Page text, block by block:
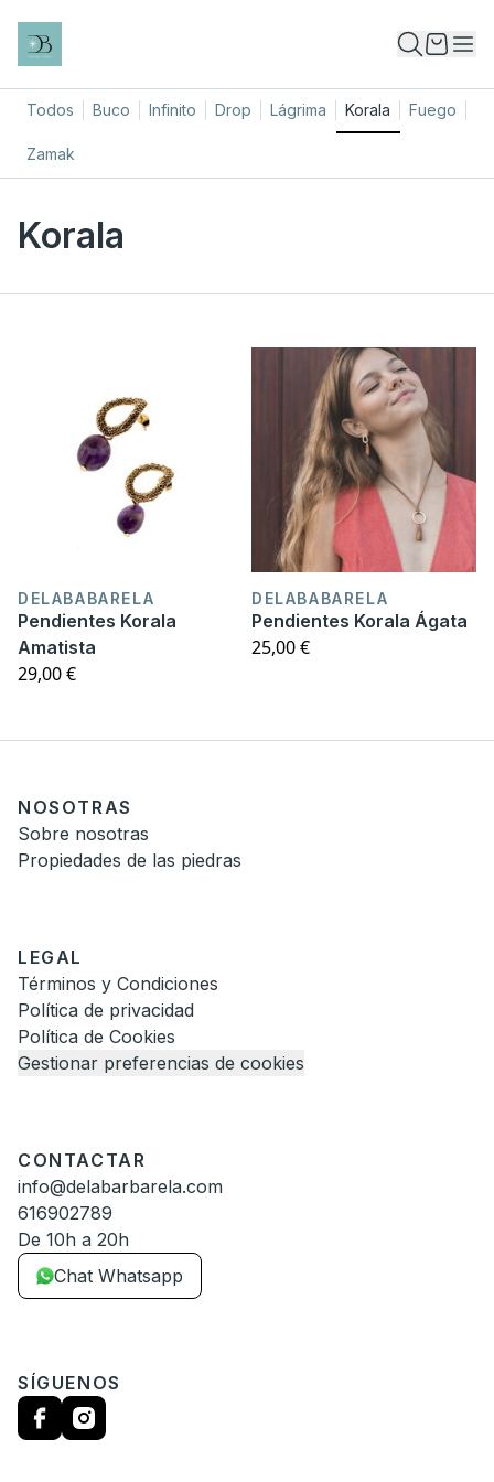
Todos Buco Infinito Drop Lágrima Korala Fuego
Zamak
Korala
DELABABARELA
Pendientes Korala
Amatista
29,00 €
DELABABARELA
Pendientes Korala Ágata
25,00 €
NOSOTRAS
Sobre nosotras
Propiedades de las piedras
LEGAL
Términos y Condiciones
Política de privacidad
Política de Cookies
Gestionar preferencias de cookies
CONTACTAR
info@delabarbarela.com
616902789
De 10h a 20h
Chat Whatsapp
SÍGUENOS